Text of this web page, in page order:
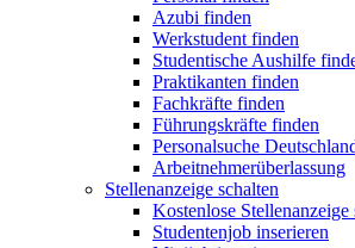
Azubi finden
Werkstudent finden
Studentische Aushilfe
Praktikanten finden
Fachkräfte finden
Führungskräfte finden
Personalsuche
Arbeitnehmerüberlassung
Stellenanzeige schalten
Kostenlose Stellenanzeige
Studentenjob inserieren